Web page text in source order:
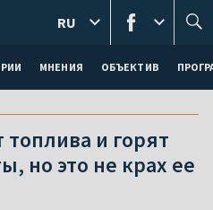
МНЕНИЯ ОБЪЕКТИВ
RU
и горят
но это не крах ее